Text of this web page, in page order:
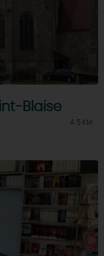
Blaise
À 5 KM